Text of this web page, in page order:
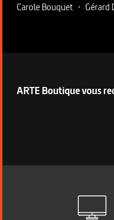
Carole Bouquet • Gérard
ARTE Boutique vous